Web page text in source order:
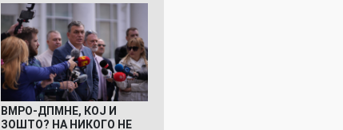
ВМРО-ДПМНЕ, КОЈ И
ЗОШТО? НА НИКОГО НЕ